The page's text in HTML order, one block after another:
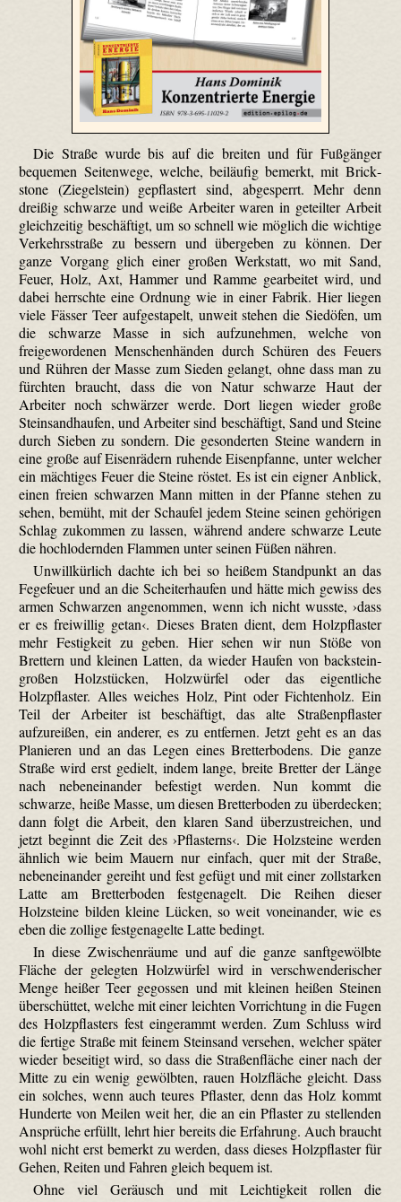
Die Straße wurde bis auf die breiten und für Fußgänger
bequemen Seitenwege, welche, beiläufig bemerkt, mit Brick­
stone (Ziegelstein) gepflastert sind, abgesperrt. Mehr denn
dreißig schwarze und weiße Arbeiter waren in geteilter Arbeit
gleichzeitig beschäftigt, um so schnell wie möglich die wichtige
Verkehrsstraße zu bessern und übergeben zu können. Der
ganze Vorgang glich einer großen Werkstatt, wo mit Sand,
Feuer, Holz, Axt, Hammer und Ramme gearbeitet wird, und
dabei herrschte eine Ordnung wie in einer Fabrik. Hier liegen
viele Fässer Teer aufgestapelt, unweit stehen die Sied­öfen, um
die schwarze Masse in sich aufzunehmen, welche von
freigewordenen Menschenhänden durch Schüren des Feuers
und Rühren der Masse zum Sieden gelangt, ohne dass man zu
fürchten braucht, dass die von Natur schwarze Haut der
Arbeiter noch schwärzer werde. Dort liegen wieder große
Steinsandhaufen, und Arbeiter sind beschäftigt, Sand und Steine
durch Sieben zu sondern. Die gesonderten Steine wandern in
eine große auf Eisenrädern ruhende Eisenpfanne, unter welcher
ein mächtiges Feuer die Steine röstet. Es ist ein eigner Anblick,
einen freien schwarzen Mann mitten in der Pfanne stehen zu
sehen, bemüht, mit der Schaufel jedem Steine seinen gehörigen
Schlag zukommen zu lassen, während andere schwarze Leute
die hoch­lodernden Flammen unter seinen Füßen nähren.
Unwillkürlich dachte ich bei so heißem Standpunkt an das
Fegefeuer und an die Scheiterhaufen und hätte mich gewiss des
armen Schwarzen angenommen, wenn ich nicht wusste, ›dass
er es freiwillig getan‹. Dieses Braten dient, dem Holzpflaster
mehr Festigkeit zu geben. Hier sehen wir nun Stöße von
Brettern und kleinen Latten, da wieder Haufen von back­stein­
großen Holzstücken, Holzwürfel oder das eigentliche
Holzpflaster. Alles weiches Holz, Pint oder Fichtenholz. Ein
Teil der Arbeiter ist beschäftigt, das alte Straßenpflaster
aufzureißen, ein anderer, es zu entfernen. Jetzt geht es an das
Planieren und an das Legen eines Bretterbodens. Die ganze
Straße wird erst gedielt, indem lange, breite Bretter der Länge
nach nebeneinander befestigt werden. Nun kommt die
schwarze, heiße Masse, um diesen Bretterboden zu überdecken;
dann folgt die Arbeit, den klaren Sand überzustreichen, und
jetzt beginnt die Zeit des ›Pflasterns‹. Die Holzsteine werden
ähnlich wie beim Mauern nur einfach, quer mit der Straße,
nebeneinander gereiht und fest gefügt und mit einer zoll­starken
Latte am Bretterboden festgenagelt. Die Reihen dieser
Holzsteine bilden kleine Lücken, so weit voneinander, wie es
eben die zollige festgenagelte Latte bedingt.
In diese Zwischenräume und auf die ganze sanft­gewölbte
Fläche der gelegten Holzwürfel wird in verschwenderischer
Menge heißer Teer gegossen und mit kleinen heißen Steinen
überschüttet, welche mit einer leichten Vorrichtung in die Fugen
des Holzpflasters fest eingerammt werden. Zum Schluss wird
die fertige Straße mit feinem Steinsand versehen, welcher später
wieder beseitigt wird, so dass die Straßenfläche einer nach der
Mitte zu ein wenig gewölbten, rauen Holzfläche gleicht. Dass
ein solches, wenn auch teures Pflaster, denn das Holz kommt
Hunderte von Meilen weit her, die an ein Pflaster zu stellenden
Ansprüche erfüllt, lehrt hier bereits die Erfahrung. Auch braucht
wohl nicht erst bemerkt zu werden, dass dieses Holzpflaster für
Gehen, Reiten und Fahren gleich bequem ist.
Ohne viel Geräusch und mit Leichtigkeit rollen die